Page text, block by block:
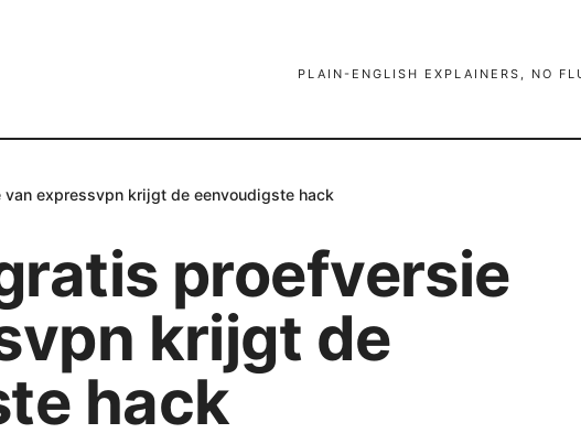
PLAIN-ENGLISH EXPLAINERS, NO
van expressvpn krijgt de eenvoudigste hack
proefversie
krijgt de
hack